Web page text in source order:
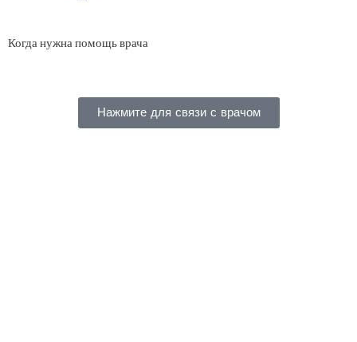
Когда нужна помощь врача
Нажмите для связи с врачом